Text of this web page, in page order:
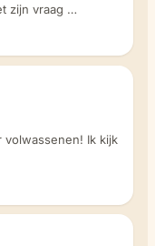
zijn vraag …
Ik kijk